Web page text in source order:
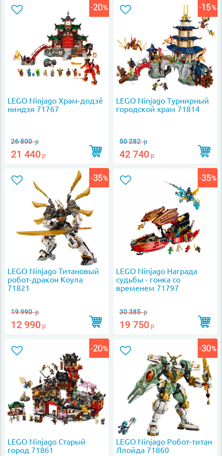
LEGO Ninjago Храм-додзё
ниндзя 71767
26 800р
21 440 р
LEGO Ninjago Турнирный
городской храм 71814
50 282р
42 740 р
LEGO Ninjago Титановый
робот-дракон Коула
71821
19 990р
12 990 р
LEGO Ninjago Награда
судьбы - гонка со
временем 71797
30 385р
19 750 р
LEGO Ninjago Старый
город 71861
LEGO Ninjago Робот-титан
Ллойда 71860